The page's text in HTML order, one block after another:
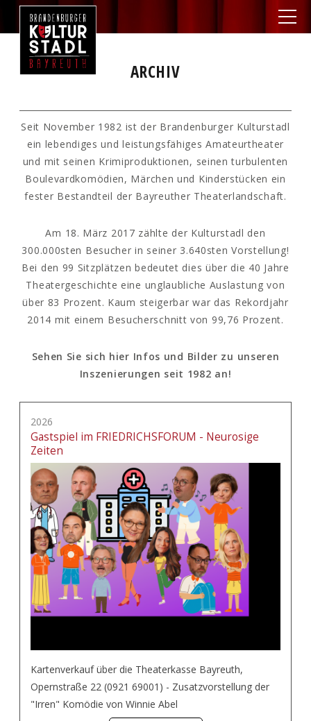
ARCHIV
Seit November 1982 ist der Brandenburger Kulturstadl
ein lebendiges und leistungsfähiges Amateurtheater
und mit seinen Krimiproduktionen, seinen turbulenten
Boulevardkomödien, Märchen und Kinderstücken ein
fester Bestandteil der Bayreuther Theaterlandschaft.
Am 18. März 2017 zählte der Kulturstadl den
300.000sten Besucher in seiner 3.640sten Vorstellung!
Bei den 99 Sitzplätzen bedeutet dies über die 40 Jahre
Theatergeschichte eine unglaubliche Auslastung von
über 83 Prozent. Kaum steigerbar war das Rekordjahr
2014 mit einem Besucherschnitt von 99,76 Prozent.
Sehen Sie sich hier Infos und Bilder zu unseren
Inszenierungen seit 1982 an!
2026
Gastspiel im FRIEDRICHSFORUM - Neurosige
Zeiten
Kartenverkauf über die Theaterkasse Bayreuth,
Opernstraße 22 (0921 69001) - Zusatzvorstellung der
"Irren" Komödie von Winnie Abel